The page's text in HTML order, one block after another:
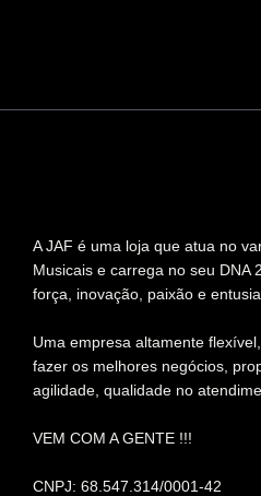
A JAF é uma loja que atua no
Musicais e carrega no seu DNA
força, inovação, paixão e
Uma empresa altamente
fazer os melhores negócios,
agilidade, qualidade no
VEM COM A GENTE !!!
CNPJ: 68.547.314/0001-42